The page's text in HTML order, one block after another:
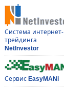
Система интернет-
трейдинга
NetInvestor
Сервис EasyMANi